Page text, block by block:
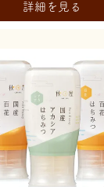
詳細を見る